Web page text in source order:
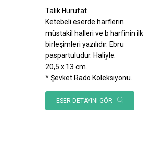
Talik Hurufat
Ketebeli eserde harflerin
müstakil halleri ve b harfinin ilk
birleşimleri yazılıdır. Ebru
paspartuludur. Haliyle.
20,5 x 13 cm.
* Şevket Rado Koleksiyonu.
ESER DETAYINI GÖR